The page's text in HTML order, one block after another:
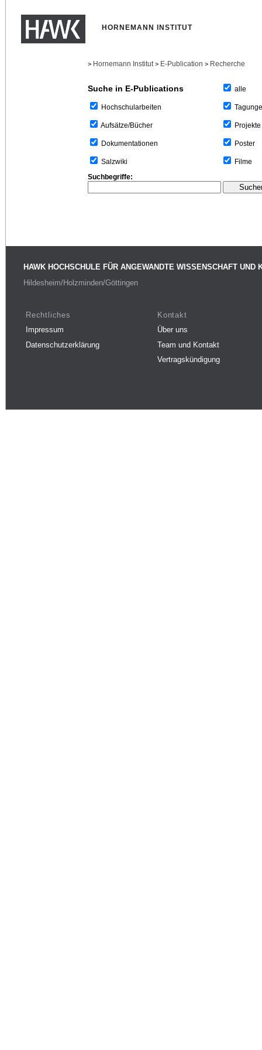
HORNEMANN INSTITUT
> Hornemann Institut > E-Publication > Recherche
Suche in E-Publications
Hochschularbeiten
Aufsätze/Bücher
Dokumentationen
Salzwiki
alle
Projekte
Poster
Filme
Suchbegriffe:
HAWK HOCHSCHULE FÜR ANGEWANDTE WISSENSCHAFT UND
Hildesheim/Holzminden/Göttingen
Rechtliches
Impressum
Datenschutzerklärung
Kontakt
Über uns
Team und Kontakt
Vertragskündigung